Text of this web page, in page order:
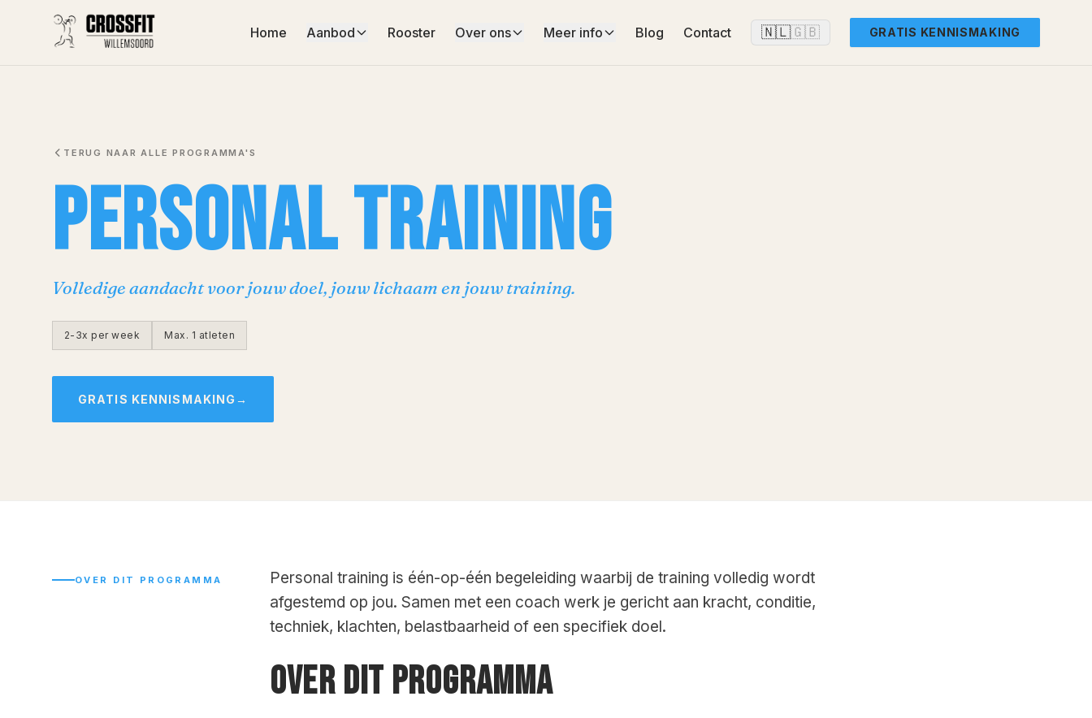
Home Aanbod Rooster Over ons Meer info Blog Contact 🇳🇱🇬🇧 GRATIS KENNISMAKING
TERUG NAAR ALLE PROGRAMMA'S
PERSONAL TRAINING
Volledige aandacht voor jouw doel, jouw lichaam en jouw training.
2-3x per week Max. 1 atleten
GRATIS KENNISMAKING →
OVER DIT PROGRAMMA
Personal training is één-op-één begeleiding waarbij de training volledig wordt
afgestemd op jou. Samen met een coach werk je gericht aan kracht, conditie,
techniek, klachten, belastbaarheid of een specifiek doel.
OVER DIT PROGRAMMA